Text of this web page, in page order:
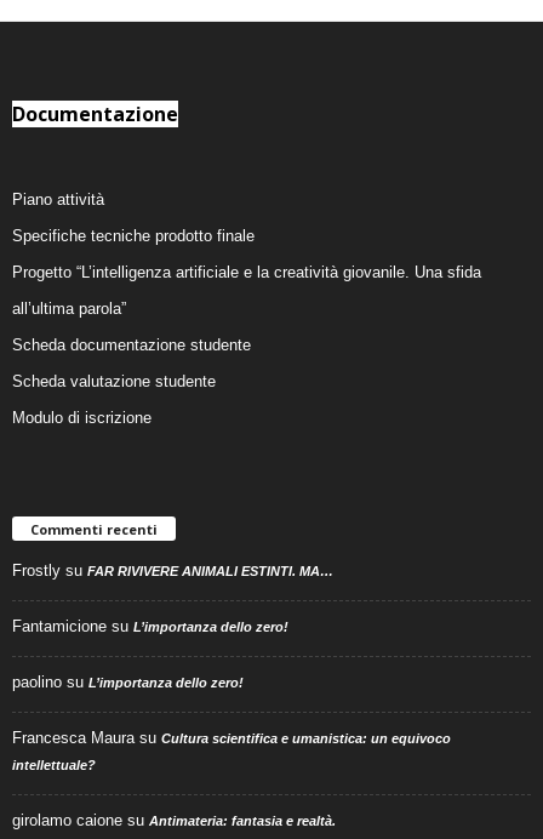
Documentazione
Piano attività
Specifiche tecniche prodotto finale
Progetto “L’intelligenza artificiale e la creatività giovanile. Una sfida
all’ultima parola”
Scheda documentazione studente
Scheda valutazione studente
Modulo di iscrizione
Commenti recenti
Frostly su FAR RIVIVERE ANIMALI ESTINTI. MA…
Fantamicione su L’importanza dello zero!
paolino su L’importanza dello zero!
Francesca Maura su Cultura scientifica e umanistica: un equivoco
intellettuale?
girolamo caione su Antimateria: fantasia e realtà.